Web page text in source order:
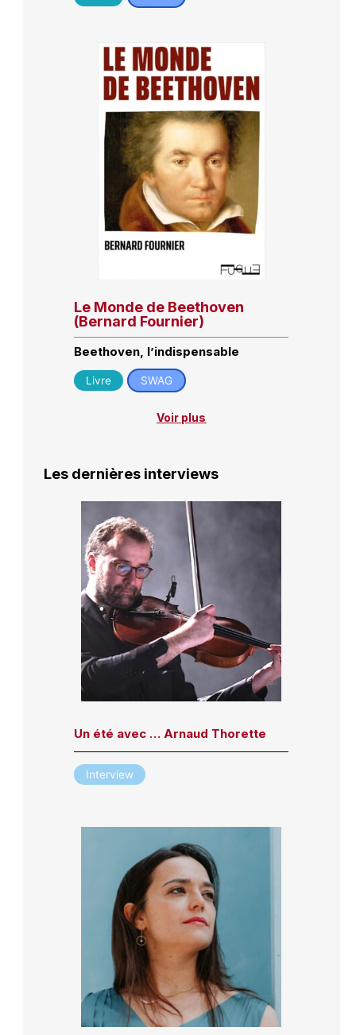
Le Monde de Beethoven
(Bernard Fournier)
Beethoven, l’indispensable
Livre SWAG
Voir plus
Les dernières interviews
Un été avec … Arnaud Thorette
Interview